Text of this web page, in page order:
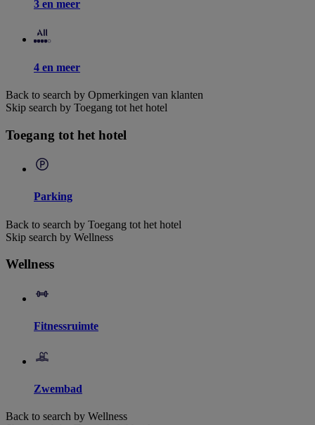
3 en meer
4 en meer
Back to search by Opmerkingen van klanten
Skip search by Toegang tot het hotel
Toegang tot het hotel
Parking
Back to search by Toegang tot het hotel
Skip search by Wellness
Wellness
Fitnessruimte
Zwembad
Back to search by Wellness